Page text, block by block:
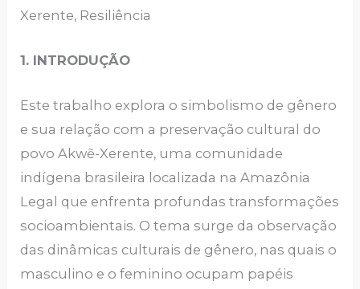
Xerente, Resiliência
1. INTRODUÇÃO
Este trabalho explora o simbolismo de gênero
e sua relação com a preservação cultural do
povo Akwẽ-Xerente, uma comunidade
indígena brasileira localizada na Amazônia
Legal que enfrenta profundas transformações
socioambientais. O tema surge da observação
das dinâmicas culturais de gênero, nas quais o
masculino e o feminino ocupam papéis